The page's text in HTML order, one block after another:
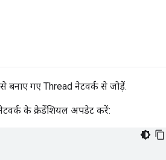
बनाए गए Thread नेटवर्क से जोड़ें.
के क्रेडेंशियल अपडेट करें: